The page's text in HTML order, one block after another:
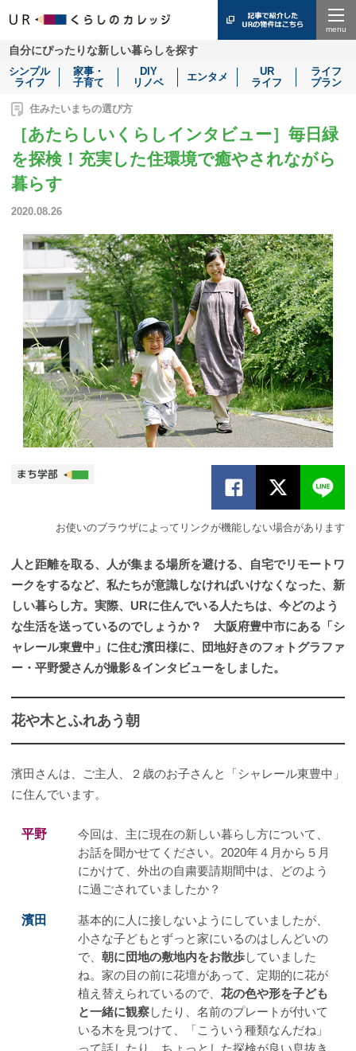
自分にぴったりな新しい暮らしを探す
シンプル
ライフ
家事・
子育て
DIY
リノベ
エンタメ
UR
ライフ
ライフ
プラン
住みたいまちの選び方
［あたらしいくらしインタビュー］毎日緑
を探検！充実した住環境で癒やされながら
暮らす
2020.08.26
お使いのブラウザによってリンクが機能しない場合があります
人と距離を取る、人が集まる場所を避ける、自宅でリモートワ
ークをするなど、私たちが意識しなければいけなくなった、新
しい暮らし方。実際、URに住んでいる人たちは、今どのよう
な生活を送っているのでしょうか？ 大阪府豊中市にある「シ
ャレール東豊中」に住む濱田様に、団地好きのフォトグラファ
ー・平野愛さんが撮影＆インタビューをしました。
花や木とふれあう朝
濱田さんは、ご主人、２歳のお子さんと「シャレール東豊中」
に住んでいます。
平野
今回は、主に現在の新しい暮らし方について、
お話を聞かせてください。2020年４月から５月
にかけて、外出の自粛要請期間中は、どのよう
に過ごされていましたか？
濱田
基本的に人に接しないようにしていましたが、
小さな子どもとずっと家にいるのはしんどいの
で、朝に団地の敷地内をお散歩していました
ね。家の目の前に花壇があって、定期的に花が
植え替えられているので、花の色や形を子ども
と一緒に観察したり、名前のプレートが付いて
いる木を見つけて、「こういう種類なんだね」